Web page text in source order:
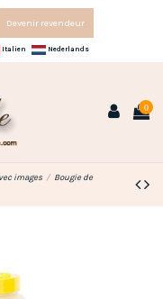
Devenir revendeur
Italien Nederlands
0
images
Bougie de